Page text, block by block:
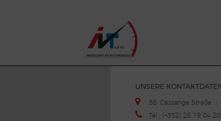
UNSERE
56, Cessange Straße
Tel : (+352) 26 19 04